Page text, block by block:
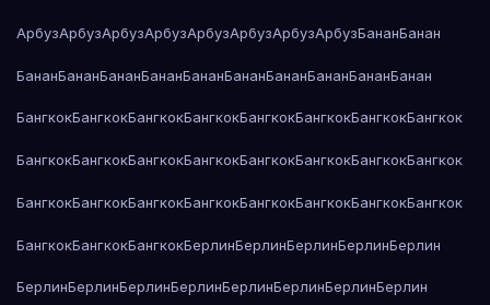
АрбузАрбузАрбузАрбузАрбузАрбузАрбузАрбузБананБанан
БананБананБананБананБананБананБананБананБананБанан
БангкокБангкокБангкокБангкокБангкокБангкокБангкокБангкок
БангкокБангкокБангкокБангкокБангкокБангкокБангкокБангкок
БангкокБангкокБангкокБангкокБангкокБангкокБангкокБангкок
БангкокБангкокБангкокБерлинБерлинБерлинБерлинБерлин
БерлинБерлинБерлинБерлинБерлинБерлинБерлинБерлин